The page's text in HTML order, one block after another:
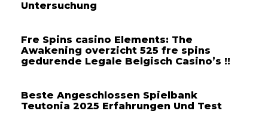
Untersuchung
Fre Spins casino Elements: The
Awakening overzicht 525 fre spins
gedurende Legale Belgisch Casino’s !!
Beste Angeschlossen Spielbank
Teutonia 2025 Erfahrungen Und Test